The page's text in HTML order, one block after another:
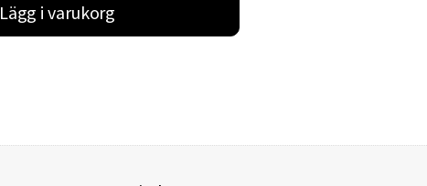
Lägg i varukorg